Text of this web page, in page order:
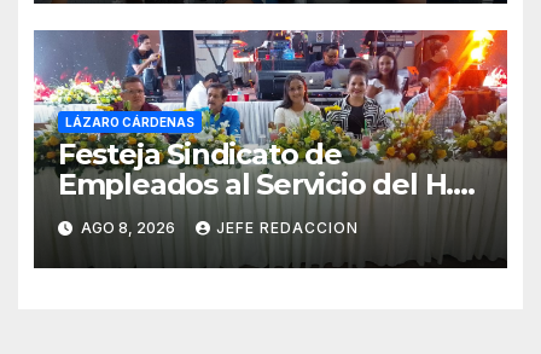
LÁZARO CÁRDENAS
Festeja Sindicato de
Empleados al Servicio del H.
Ayuntamiento de LZC Día del
Empleado Municipal
AGO 8, 2026 JEFE REDACCION